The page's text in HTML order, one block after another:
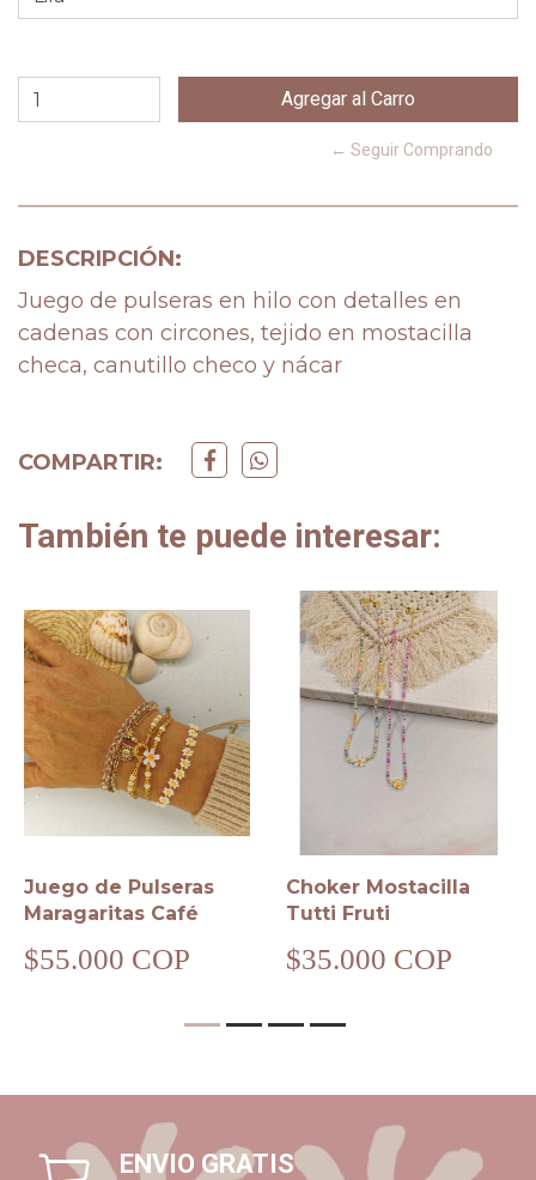
← Seguir Comprando
DESCRIPCIÓN:
Juego de pulseras en hilo con detalles en
cadenas con circones, tejido en mostacilla
checa, canutillo checo y nácar
COMPARTIR:
También te puede interesar:
Juego de Pulseras
Maragaritas Café
$55.000 COP
Choker Mostacilla
Tutti Fruti
$35.000 COP
ENVIO GRATIS